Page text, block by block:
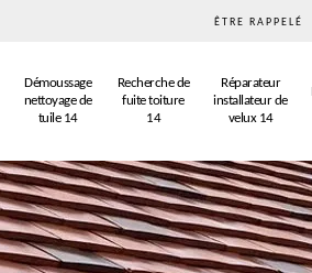
ÊTRE RAPPELÉ
Démoussage
nettoyage de
tuile 14
Recherche de
fuite toiture
14
Réparateur
installateur de
velux 14